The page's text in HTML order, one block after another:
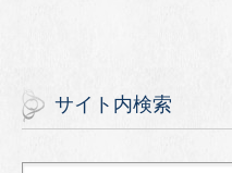
サイト内検索